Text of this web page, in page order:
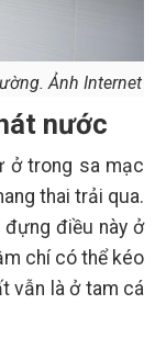
Ảnh Internet
nước
ở trong sa mạc
thai trải qua.
điều này ở
chí có thể kéo
vẫn là ở tam cá